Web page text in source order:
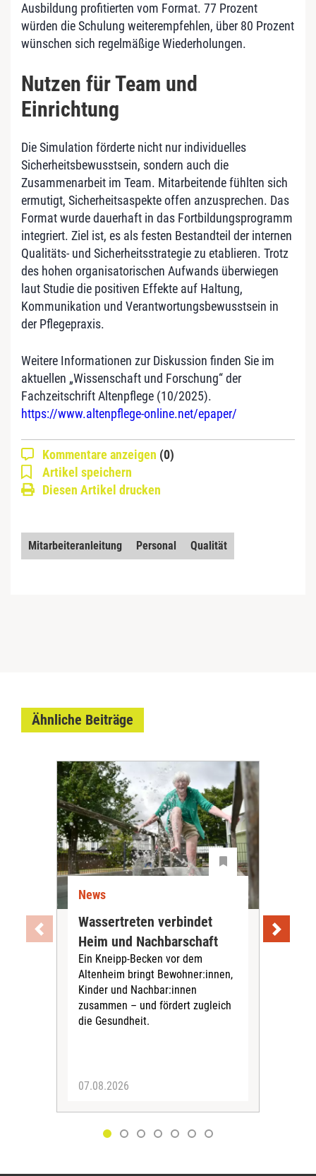
Ausbildung profitierten vom Format. 77 Prozent
würden die Schulung weiterempfehlen, über 80 Prozent
wünschen sich regelmäßige Wiederholungen.
Nutzen für Team und
Einrichtung
Die Simulation förderte nicht nur individuelles
Sicherheitsbewusstsein, sondern auch die
Zusammenarbeit im Team. Mitarbeitende fühlten sich
ermutigt, Sicherheitsaspekte offen anzusprechen. Das
Format wurde dauerhaft in das Fortbildungsprogramm
integriert. Ziel ist, es als festen Bestandteil der internen
Qualitäts- und Sicherheitsstrategie zu etablieren. Trotz
des hohen organisatorischen Aufwands überwiegen
laut Studie die positiven Effekte auf Haltung,
Kommunikation und Verantwortungsbewusstsein in
der Pflegepraxis.
Weitere Informationen zur Diskussion finden Sie im
aktuellen „Wissenschaft und Forschung“ der
Fachzeitschrift Altenpflege (10/2025).
https://www.altenpflege-online.net/epaper/
Kommentare anzeigen (0)
Artikel speichern
Diesen Artikel drucken
Mitarbeiteranleitung Personal Qualität
Ähnliche Beiträge
News
Wassertreten verbindet
Heim und Nachbarschaft
Ein Kneipp-Becken vor dem
Altenheim bringt Bewohner:innen,
Kinder und Nachbar:innen
zusammen – und fördert zugleich
die Gesundheit.
07.08.2026